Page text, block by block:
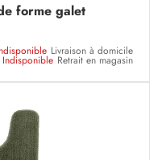
forme galet
Livraison à domicile
Indisponible Retrait en magasin